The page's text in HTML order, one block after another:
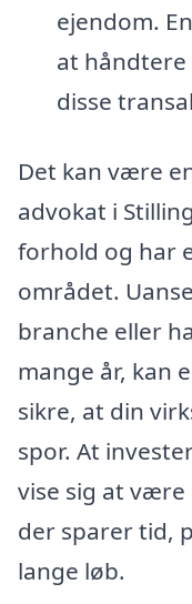
ejendom.
at håndtere
disse
Det kan være
advokat i
forhold og har
området.
branche eller
mange år, kan
sikre, at din
spor. At
vise sig at
der sparer tid,
lange løb.